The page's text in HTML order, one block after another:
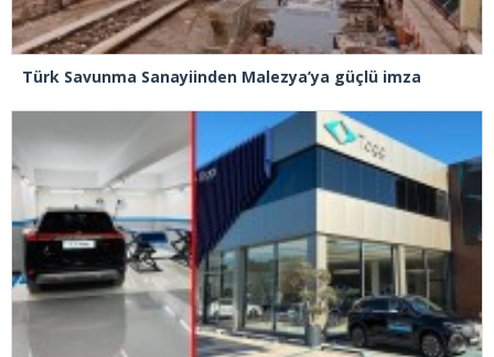
Türk Savunma Sanayiinden Malezya’ya güçlü imza